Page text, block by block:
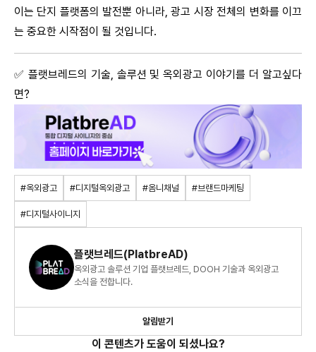
이는 단지 플랫폼의 발전뿐 아니라, 광고 시장 전체의 변화를 이끄
는 중요한 시작점이 될 것입니다.
✅ 플랫브레드의 기술, 솔루션 및 옥외광고 이야기를 더 알고싶다
면?
#옥외광고 #디지털옥외광고 #옴니채널 #브랜드마케팅
#디지털사이니지
플랫브레드(PlatbreAD)
옥외광고 솔루션 기업 플랫브레드, DOOH 기술과 옥외광고
소식을 전합니다.
알림받기
이 콘텐츠가 도움이 되셨나요?